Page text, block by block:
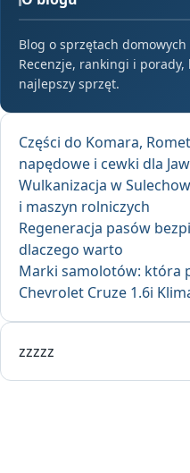
Blog o sprzętach
Recenzje, rankingi i
najlepszy sprzęt.
Części do Komara,
napędowe i cewki dla
Wulkanizacja w
i maszyn rolniczych
Regeneracja pasów
dlaczego warto
Marki samolotów: która
Chevrolet Cruze 1.6i
zzzzz